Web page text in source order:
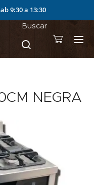
9:30 a 13:30
Buscar
NEGRA